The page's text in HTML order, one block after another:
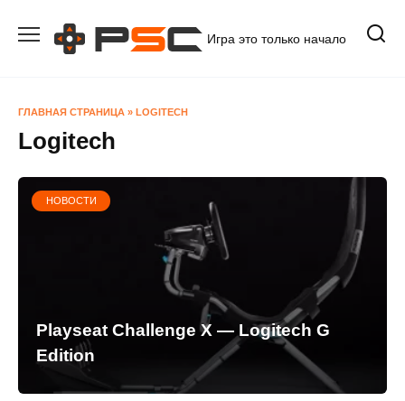
содержанию
Игра это только начало
ГЛАВНАЯ СТРАНИЦА » LOGITECH
Logitech
НОВОСТИ
Playseat Challenge X — Logitech G
Edition